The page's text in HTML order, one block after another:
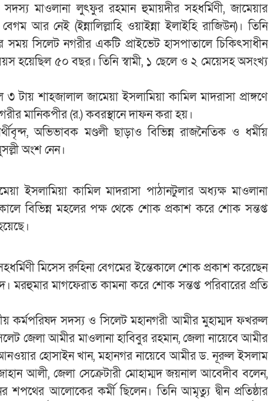
সদস্য মাওলানা লুৎফুর রহমান হুমায়দীর সহধর্মিণী, জামেয়ার
আর নেই (ইন্নালিল্লাহি ওয়াইন্না ইলাইহি রাজিউন)। তিনি
সিলেট নগরীর একটি প্রাইভেট হাসপাতালে চিকিৎসাধীন
হয়েছিল ৫০ বছর। তিনি স্বামী, ১ ছেলে ও ২ মেয়েসহ অসংখ্য
টায় শাহজালাল জামেয়া ইসলামিয়া কামিল মাদরাসা প্রাঙ্গণে
মানিকপীর (র.) কবরস্থানে দাফন করা হয়।
অভিভাবক মণ্ডলী ছাড়াও বিভিন্ন রাজনৈতিক ও ধর্মীয়
অংশ নেন।
ইসলামিয়া কামিল মাদরাসা পাঠানটুলার অধ্যক্ষ মাওলানা
বিভিন্ন মহলের পক্ষ থেকে শোক প্রকাশ করে শোক সন্তপ্ত
মিসেস রুহিনা বেগমের ইন্তেকালে শোক প্রকাশ করেছেন
মরহুমার মাগফেরাত কামনা করে শোক সন্তপ্ত পরিবারের প্রতি
কর্মপরিষদ সদস্য ও সিলেট মহানগরী আমীর মুহাম্মদ ফখরুল
জেলা আমীর মাওলানা হাবিবুর রহমান, জেলা নায়েবে আমীর
হোসাইন খান, মহানগর নায়েবে আমীর ড. নূরুল ইসলাম
আলী, জেলা সেক্রেটারী মোহাম্মদ জয়নাল আবেদীব বলেন,
আলোকের কর্মী ছিলেন। তিনি আমৃত্যু দ্বীন প্রতিষ্ঠার